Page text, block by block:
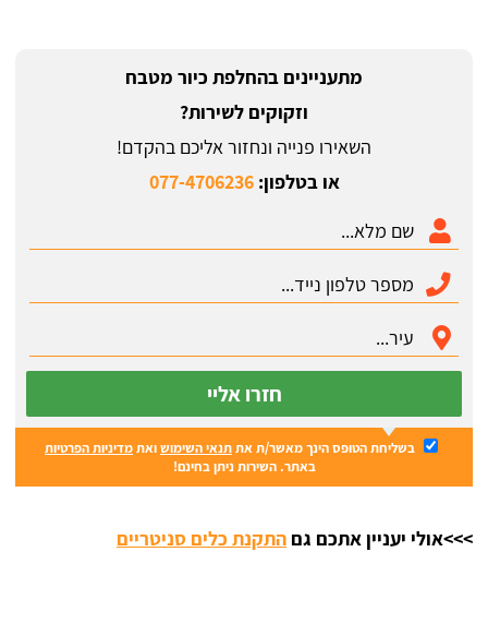
מתעניינים בהחלפת כיור מטבח
וזקוקים לשירות?
השאירו פנייה ונחזור אליכם בהקדם!
או בטלפון:077-4706236
חזרו אליי
בשליחת הטופס הינך מאשר/ת אתתנאי השימושואתמדיניות הפרטיות
באתר. השירות ניתן בחינם!
>>>אולי יעניין אתכם גם התקנת כלים סניטריים